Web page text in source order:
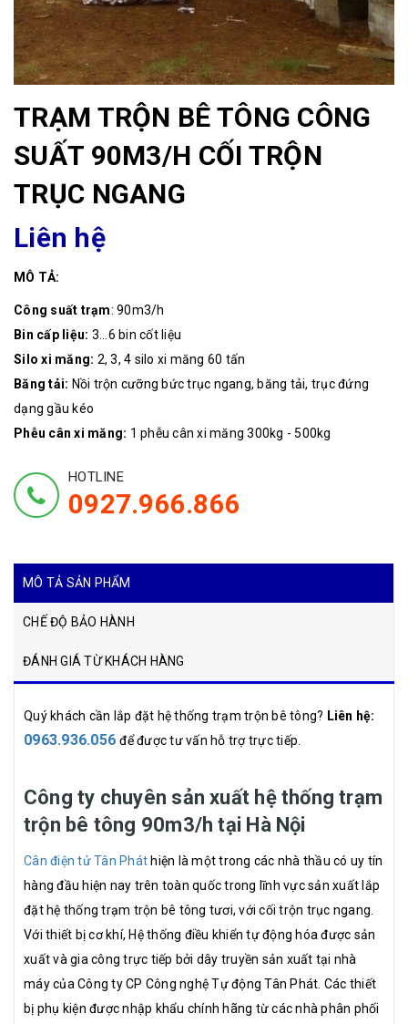
TRẠM TRỘN BÊ TÔNG CÔNG
SUẤT 90M3/H CỐI TRỘN
TRỤC NGANG
Liên hệ
MÔ TẢ:
Công suất trạm: 90m3/h
Bin cấp liệu: 3...6 bin cốt liệu
Silo xi măng: 2, 3, 4 silo xi măng 60 tấn
Băng tải: Nồi trộn cưỡng bức trục ngang, băng tải, trục đứng
dạng gầu kéo
Phễu cân xi măng: 1 phễu cân xi măng 300kg - 500kg
HOTLINE
0927.966.866
MÔ TẢ SẢN PHẨM
CHẾ ĐỘ BẢO HÀNH
ĐÁNH GIÁ TỪ KHÁCH HÀNG
Quý khách cần lắp đặt hệ thống trạm trộn bê tông? Liên hệ:
0963.936.056 để được tư vấn hỗ trợ trực tiếp.
Công ty chuyên sản xuất hệ thống trạm
trộn bê tông 90m3/h tại Hà Nội
Cân điện tử Tân Phát hiện là một trong các nhà thầu có uy tín
hàng đầu hiện nay trên toàn quốc trong lĩnh vực sản xuất lắp
đặt hệ thống trạm trộn bê tông tươi, với cối trộn trục ngang.
Với thiết bị cơ khí, Hệ thống điều khiển tự động hóa được sản
xuất và gia công trực tiếp bởi dây truyền sản xuất tại nhà
máy của Công ty CP Công nghệ Tự động Tân Phát. Các thiết
bị phụ kiện được nhập khẩu chính hãng từ các nhà phân phối